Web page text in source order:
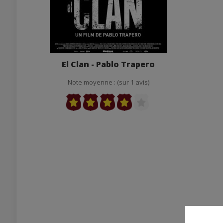
El Clan - Pablo Trapero
Note moyenne : (sur 1 avis)